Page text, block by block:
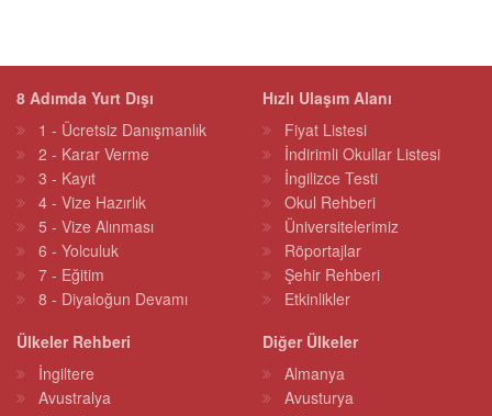
8 Adımda Yurt Dışı
1 - Ücretsiz Danışmanlık
2 - Karar Verme
3 - Kayıt
4 - Vize Hazırlık
5 - Vize Alınması
6 - Yolculuk
7 - Eğitim
8 - Diyaloğun Devamı
Hızlı Ulaşım Alanı
Fiyat Listesi
İndirimli Okullar Listesi
İngilizce Testi
Okul Rehberi
Üniversitelerimiz
Röportajlar
Şehir Rehberi
Etkinlikler
Ülkeler Rehberi
İngiltere
Avustralya
Diğer Ülkeler
Almanya
Avusturya